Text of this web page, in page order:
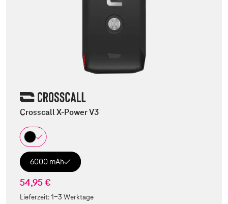
Crosscall X-Power V3
6000 mAh
54,95 €
Lieferzeit:1-3 Werktage